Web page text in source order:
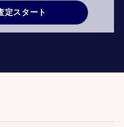
定スタート